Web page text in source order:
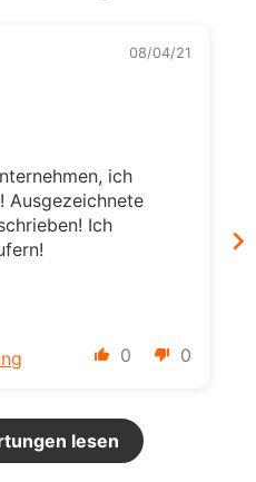
08/04/21
ich
Ausgezeichnete
Ich
0 0
lesen